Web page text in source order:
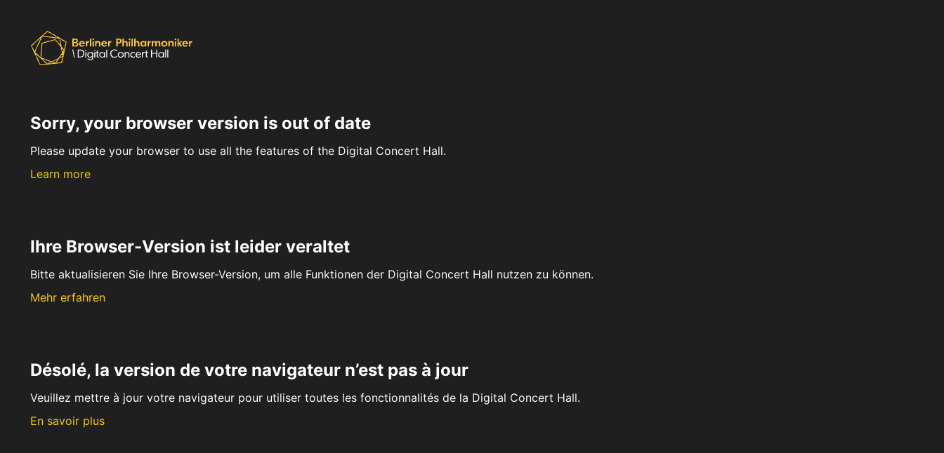
Sorry, your browser version is out of date
Please update your browser to use all the features of the Digital Concert Hall.
Learn more
Ihre Browser-Version ist leider veraltet
Bitte aktualisieren Sie Ihre Browser-Version, um alle Funktionen der Digital Concert Hall nutzen zu können.
Mehr erfahren
Désolé, la version de votre navigateur n’est pas à jour
Veuillez mettre à jour votre navigateur pour utiliser toutes les fonctionnalités de la Digital Concert Hall.
En savoir plus